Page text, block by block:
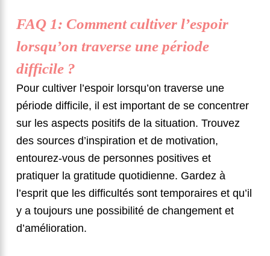
FAQ 1: Comment cultiver l’espoir
lorsqu’on traverse une période
difficile ?
Pour cultiver l’espoir lorsqu’on traverse une
période difficile, il est important de se concentrer
sur les aspects positifs de la situation. Trouvez
des sources d’inspiration et de motivation,
entourez-vous de personnes positives et
pratiquer la gratitude quotidienne. Gardez à
l’esprit que les difficultés sont temporaires et qu’il
y a toujours une possibilité de changement et
d’amélioration.